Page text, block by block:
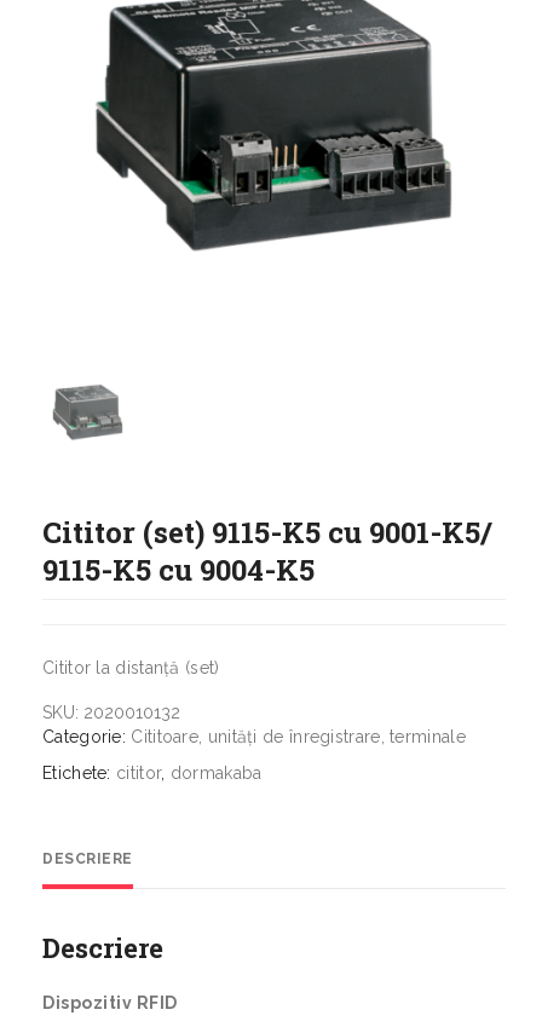
Cititor (set) 9115-K5 cu 9001-K5/
9115-K5 cu 9004-K5
Cititor la distanță (set)
SKU: 2020010132
Categorie: Cititoare, unități de înregistrare, terminale
Etichete: cititor, dormakaba
DESCRIERE
Descriere
Dispozitiv RFID